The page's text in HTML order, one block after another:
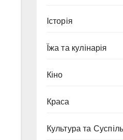
Історія
Їжа та кулінарія
Кіно
Краса
Культура та